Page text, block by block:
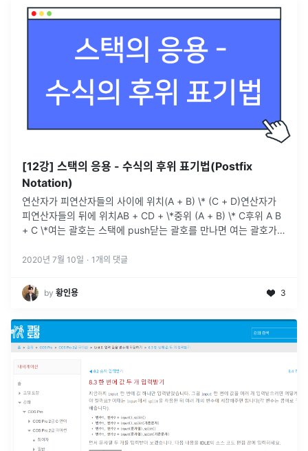
[12강] 스택의 응용 - 수식의 후위 표기법(Postfix
Notation)
연산자가 피연산자들의 사이에 위치(A + B) \* (C + D)연산자가
피연산자들의 뒤에 위치AB + CD + \*중위 (A + B) \* C후위 A B
+ C \*여는 괄호는 스택에 push닫는 괄호를 만나면 여는 괄호가
2020년 7월 10일 · 1 개의 댓글
by 황인용 3